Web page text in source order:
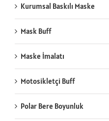
Kurumsal Baskılı Maske
Mask Buff
Maske İmalatı
Motosikletçi Buff
Polar Bere Boyunluk